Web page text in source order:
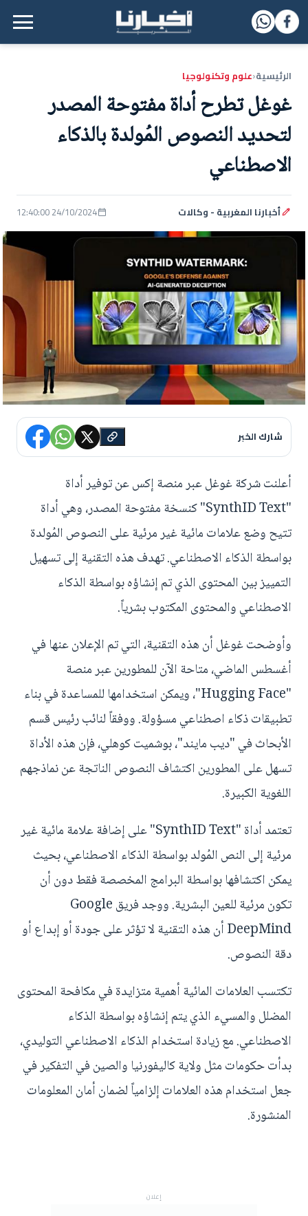
القائمة الرئيسية
الرئيسية‹علوم وتكنولوجيا
غوغل تطرح أداة مفتوحة المصدر
لتحديد النصوص المُولدة بالذكاء
الاصطناعي
أخبارنا المغربية - وكالات 24/10/2024 12:40:00
شارك الخبر
أعلنت شركة غوغل عبر منصة إكس عن توفير أداة
"SynthID Text" كنسخة مفتوحة المصدر، وهي أداة
تتيح وضع علامات مائية غير مرئية على النصوص المُولدة
بواسطة الذكاء الاصطناعي. تهدف هذه التقنية إلى تسهيل
التمييز بين المحتوى الذي تم إنشاؤه بواسطة الذكاء
الاصطناعي والمحتوى المكتوب بشرياً.
وأوضحت غوغل أن هذه التقنية، التي تم الإعلان عنها في
أغسطس الماضي، متاحة الآن للمطورين عبر منصة
"Hugging Face"، ويمكن استخدامها للمساعدة في بناء
تطبيقات ذكاء اصطناعي مسؤولة. ووفقاً لنائب رئيس قسم
الأبحاث في "ديب مايند"، بوشميت كوهلي، فإن هذه الأداة
تسهل على المطورين اكتشاف النصوص الناتجة عن نماذجهم
اللغوية الكبيرة.
تعتمد أداة "SynthID Text" على إضافة علامة مائية غير
مرئية إلى النص المُولد بواسطة الذكاء الاصطناعي، بحيث
يمكن اكتشافها بواسطة البرامج المخصصة فقط دون أن
تكون مرئية للعين البشرية. ووجد فريق Google
DeepMind أن هذه التقنية لا تؤثر على جودة أو إبداع أو
دقة النصوص.
تكتسب العلامات المائية أهمية متزايدة في مكافحة المحتوى
المضلل والمسيء الذي يتم إنشاؤه بواسطة الذكاء
الاصطناعي. مع زيادة استخدام الذكاء الاصطناعي التوليدي،
بدأت حكومات مثل ولاية كاليفورنيا والصين في التفكير في
جعل استخدام هذه العلامات إلزامياً لضمان أمان المعلومات
المنشورة.
إعلان